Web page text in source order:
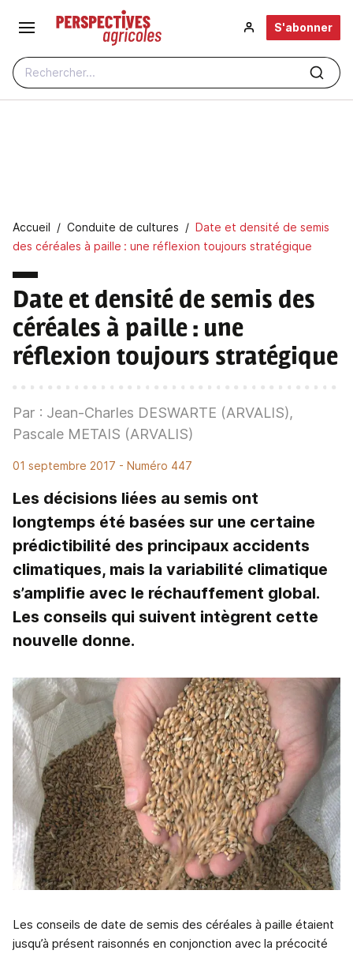
Aller au contenu principal
Rechercher...
S'abonner
Fil d'Ariane
Accueil Conduite de cultures
Date et densité de semis
des céréales à paille : une réflexion toujours stratégique
Date et densité de semis des
céréales à paille : une
réflexion toujours stratégique
Par : Jean-Charles DESWARTE (ARVALIS),
Pascale METAIS (ARVALIS)
01 septembre 2017 - Numéro 447
Les décisions liées au semis ont
longtemps été basées sur une certaine
prédictibilité des principaux accidents
climatiques, mais la variabilité climatique
s’amplifie avec le réchauffement global.
Les conseils qui suivent intègrent cette
nouvelle donne.
Les conseils de date de semis des céréales à paille étaient
jusqu’à présent raisonnés en conjonction avec la précocité